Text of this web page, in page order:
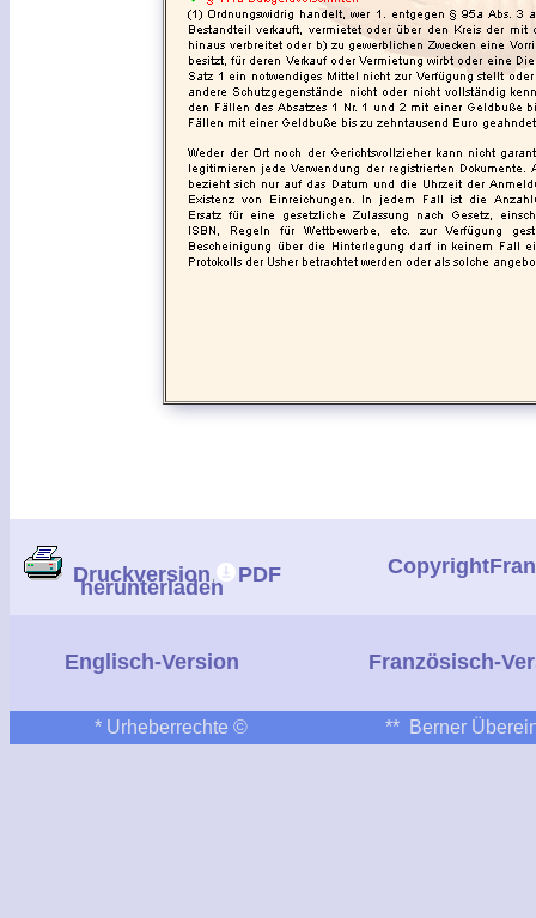
Druckversion | PDF
herunterladen
Englisch-Version Französisch-
* Urheberrechte © ** Berner